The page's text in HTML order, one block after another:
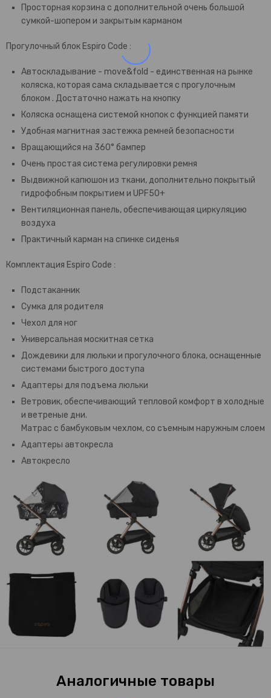
Просторная корзина с дополнительной очень большой
сумкой-шопером и закрытым карманом
Прогулочный блок Espiro Code :
Автоскладывание - move&fold - единственная на рынке
коляска, которая сама складывается с прогулочным
блоком . Достаточно нажать на кнопку
Коляска оснащена системой кнопок с функцией памяти
Удобная магнитная застежка ремней безопасности
Вращающийся на 360° бампер
Очень простая система регулировки ремня
Выдвижной капюшон из ткани, дополнительно покрытый
гидрофобным покрытием и UPF50+
Вентиляционная панель, обеспечивающая циркуляцию
воздуха
Практичный карман на спинке сиденья
Комплектация Espiro Code :
Подстаканник
Сумка для родителя
Чехол для ног
Универсальная москитная сетка
Дождевики для люльки и прогулочного блока, оснащенные
системами быстрого доступа
Адаптеры для подъема люльки
Ветровик, обеспечивающий тепловой комфорт в холодные
и ветреные дни.
Матрас с бамбуковым чехлом, со съемным наружным слоем
Адаптеры автокресла
Автокресло
Аналогичные товары